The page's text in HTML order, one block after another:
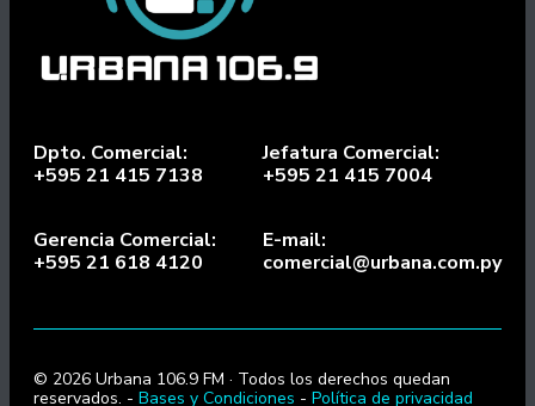
Dpto. Comercial:
+595 21 415 7138
Jefatura Comercial:
+595 21 415 7004
Gerencia Comercial:
+595 21 618 4120
E-mail:
comercial@urbana.com.py
© 2026 Urbana 106.9 FM · Todos los derechos quedan
reservados. - Bases y Condiciones - Política de privacidad